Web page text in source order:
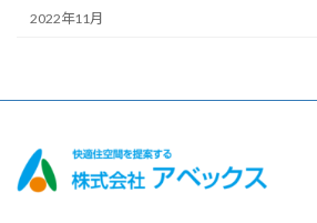
2022年11月